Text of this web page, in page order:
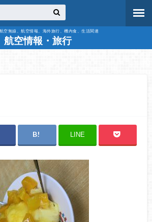
空無線、航空情報、海外旅行、機内食、生活関連
航空情報・旅行
LINE